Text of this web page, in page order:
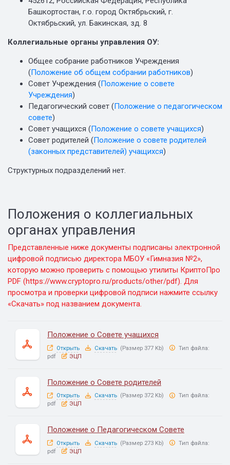
Башкортостан, г.о. город Октябрьский, г.
Октябрьский, ул. Бакинская, зд. 8
Коллегиальные органы управления ОУ:
Общее собрание работников Учреждения
(Положение об общем собрании работников)
Совет Учреждения (Положение о совете
Учреждения)
Педагогический совет (Положение о педагогическом
совете)
Совет учащихся (Положение о совете учащихся)
Совет родителей (Положение о совете родителей
(законных представителей) учащихся)
Структурных подразделений нет.
Положения о коллегиальных
органах управления
Представленные ниже документы подписаны электронной
цифровой подписью директора МБОУ «Гимназия №2»,
которую можно проверить с помощью утилиты КриптоПро
PDF (https://www.cryptopro.ru/products/other/pdf). Для
просмотра и проверки цифровой подписи нажмите ссылку
«Скачать» под названием документа.
Положение о Совете учащихся
Открыть Скачать (Размер 377 Kb)
Тип файла:
pdf
ЭЦП
Положение о Совете родителей
Открыть Скачать (Размер 372 Kb)
Тип файла:
pdf
ЭЦП
Положение о Педагогическом Совете
Открыть Скачать (Размер 273 Kb)
Тип файла:
pdf
ЭЦП